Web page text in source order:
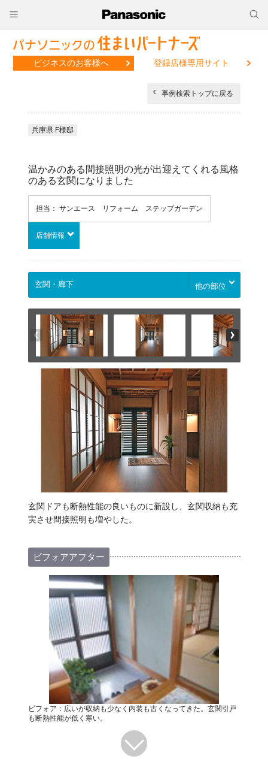
ビジネスのお客様へ 登録店様専用サイト
事例検索トップに戻る
兵庫県 F様邸
温かみのある間接照明の光が出迎えてくれる風格
のある玄関になりました
担当： サンエース リフォーム ステップガーデン
店舗情報
他の部位
玄関ドアも断熱性能の良いものに新設し、玄関収納も充
実させ間接照明も増やした。
ビフォアアフター
ビフォア：広いが収納も少なく内装も古くなってきた。玄関引戸
も断熱性能が低く寒い。